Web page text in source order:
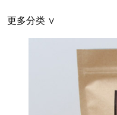
更多分类 ∨